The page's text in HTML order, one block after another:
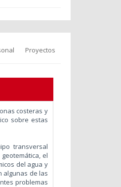
Proyectos
costeras y
sobre estas
transversal
el
del agua y
algunas de las
problemas